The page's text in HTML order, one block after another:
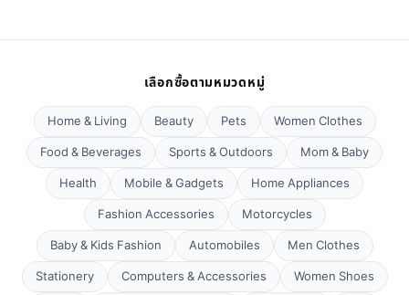
เลือกซื้อตามหมวดหมู่
Home & Living Beauty Pets
Women Clothes
Food & Beverages
Sports & Outdoors
Mom & Baby
Health
Mobile & Gadgets
Home Appliances
Fashion Accessories
Motorcycles
Baby & Kids Fashion
Automobiles
Men Clothes
Stationery
Computers & Accessories
Women Shoes